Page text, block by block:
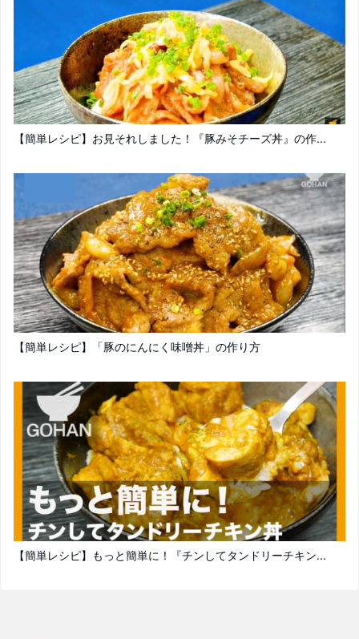
【簡単レシピ】お見それしました！『豚みそチーズ丼』の作...
【簡単レシピ】「豚のにんにく味噌丼」の作り方
【簡単レシピ】もっと簡単に！『チンしてタンドリーチキン...